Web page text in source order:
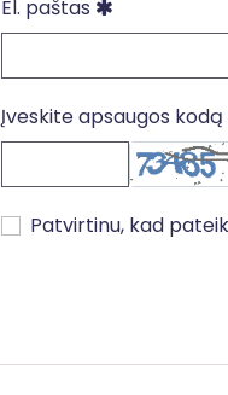
El. paštas
Įveskite apsaugos kodą
Patvirtinu, kad